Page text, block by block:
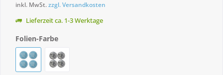
inkl. MwSt.zzgl. Versandkosten
Lieferzeit ca. 1-3 Werktage
Folien-Farbe